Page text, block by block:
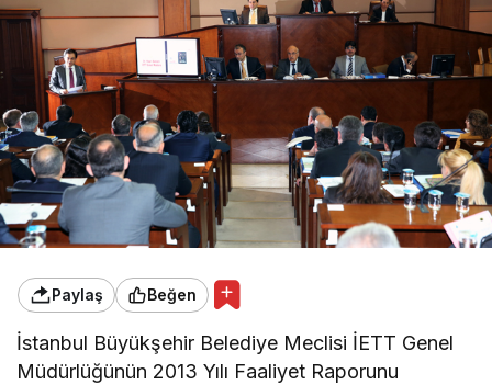
Paylaş Beğen
İstanbul Büyükşehir Belediye Meclisi İETT Genel
Müdürlüğünün 2013 Yılı Faaliyet Raporunu